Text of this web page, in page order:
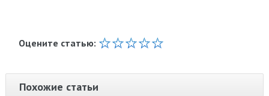
Оцените статью:
Похожие статьи